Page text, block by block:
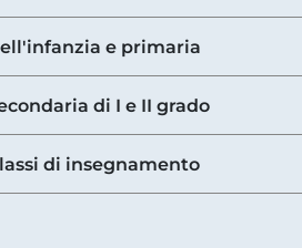
e primaria
di I e II grado
di insegnamento